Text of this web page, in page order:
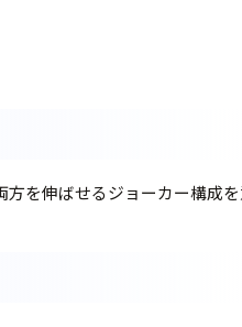
を伸ばせるジョーカー構成を